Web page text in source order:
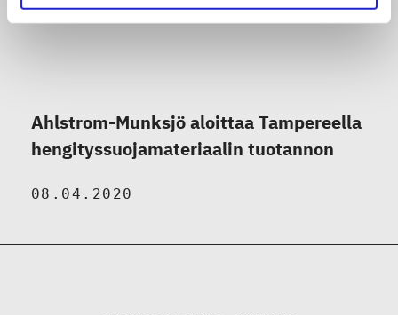
Ahlstrom-Munksjö aloittaa Tampereella
hengityssuojamateriaalin tuotannon
08.04.2020